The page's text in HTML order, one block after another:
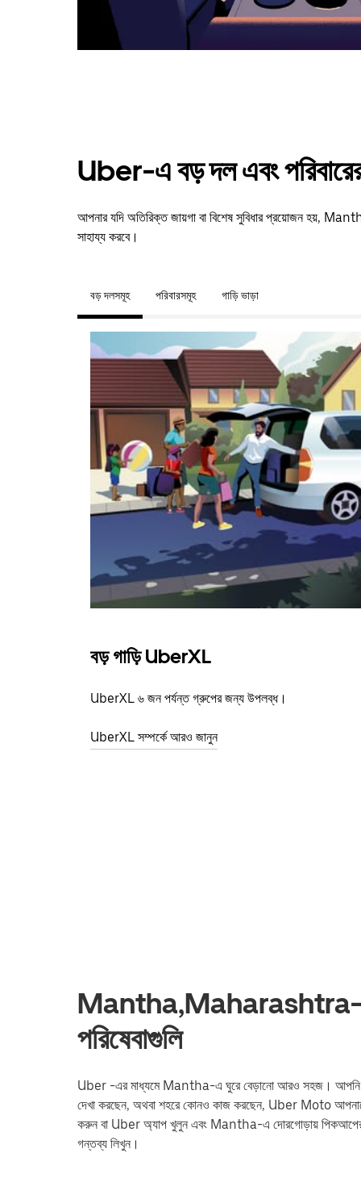
Uber-এ বড় দল এবং
আপনার যদি অতিরিক্ত জায়গা বা বিশেষ সুবিধার প্রয়োজন হয়,
সাহায্য করবে।
বড় দলসমূহ পরিবারসমূহ গাড়ি ভাড়া
বড় গাড়ি UberXL
UberXL ৬ জন পর্যন্ত গ্রুপের জন্য উপলব্ধ।
UberXL সম্পর্কে আরও জানুন
Mantha,Maharashtra-এ
পরিষেবাগুলি
Uber -এর মাধ্যমে Mantha-এ ঘুরে বেড়ানো আরও সহজ। আপনি ট্রেন
দেখা করছেন, অথবা শহরে কোনও কাজ করছেন, Uber Moto
করুন বা Uber অ্যাপ খুলুন এবং Mantha-এ দোরগোড়ায়
গন্তব্য লিখুন।